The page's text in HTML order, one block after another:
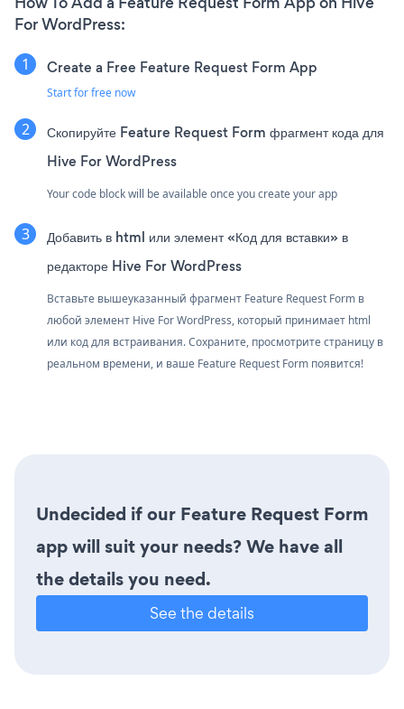
For WordPress:
Create a Free Feature Request Form App
Start for free now
Скопируйте Feature Request Form фрагмент кода для
Hive For WordPress
Your code block will be available once you create your app
Добавить в html или элемент «Код для вставки» в
редакторе Hive For WordPress
Вставьте вышеуказанный фрагмент Feature Request Form в
любой элемент Hive For WordPress, который принимает html
или код для встраивания. Сохраните, просмотрите страницу в
реальном времени, и ваше Feature Request Form появится!
Undecided if our Feature Request Form
app will suit your needs? We have all
the details you need.
See the details